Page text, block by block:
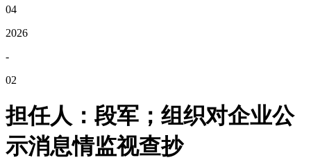
04
2026
-
02
担任人：段军；组织对企业公
示消息情监视查抄